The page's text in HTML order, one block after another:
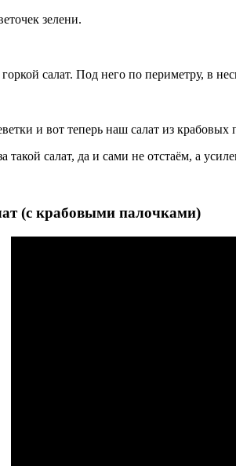
зелени.
салат. Под него по периметру, в
и вот теперь наш салат из крабовых
такой салат, да и сами не отстаём, а
(с крабовыми палочками)